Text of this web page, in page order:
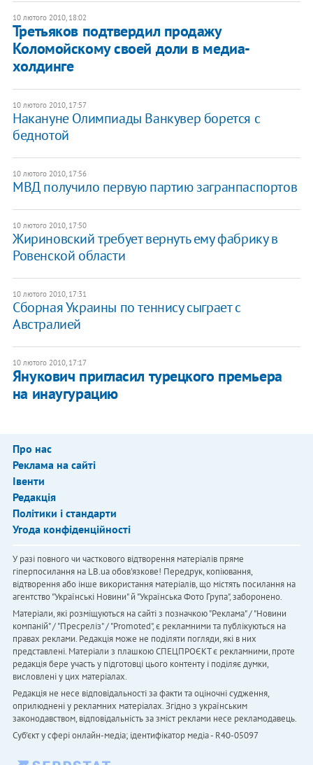
10 лютого 2010, 18:02
Третьяков подтвердил продажу
Коломойскому своей доли в медиа-
холдинге
10 лютого 2010, 17:57
Накануне Олимпиады Ванкувер борется с
беднотой
10 лютого 2010, 17:56
МВД получило первую партию загранпаспортов
10 лютого 2010, 17:50
Жириновский требует вернуть ему фабрику в
Ровенской области
10 лютого 2010, 17:31
Сборная Украины по теннису сыграет с
Австралией
10 лютого 2010, 17:17
Янукович пригласил турецкого премьера
на инаугурацию
Про нас
Реклама на сайті
Івенти
Редакція
Політики і стандарти
Угода конфіденційності
У разі повного чи часткового відтворення матеріалів пряме
гіперпосилання на LB.ua обов'язкове! Передрук, копіювання,
відтворення або інше використання матеріалів, що містять посилання на
агентство "Українськi Новини" й "Українська Фото Група", заборонено.
Матеріали, які розміщуються на сайті з позначкою "Реклама" / "Новини
компаній" / "Пресреліз" / "Promoted", є рекламними та публікуються на
правах реклами. Редакція може не поділяти погляди, які в них
представлені. Матеріали з плашкою СПЕЦПРОЄКТ є рекламними, проте
редакція бере участь у підготовці цього контенту і поділяє думки,
висловлені у цих матеріалах.
Редакція не несе відповідальності за факти та оціночні судження,
оприлюднені у рекламних матеріалах. Згідно з українським
законодавством, відповідальність за зміст реклами несе рекламодавець.
Cуб'єкт у сфері онлайн-медіа; ідентифікатор медіа - R40-05097